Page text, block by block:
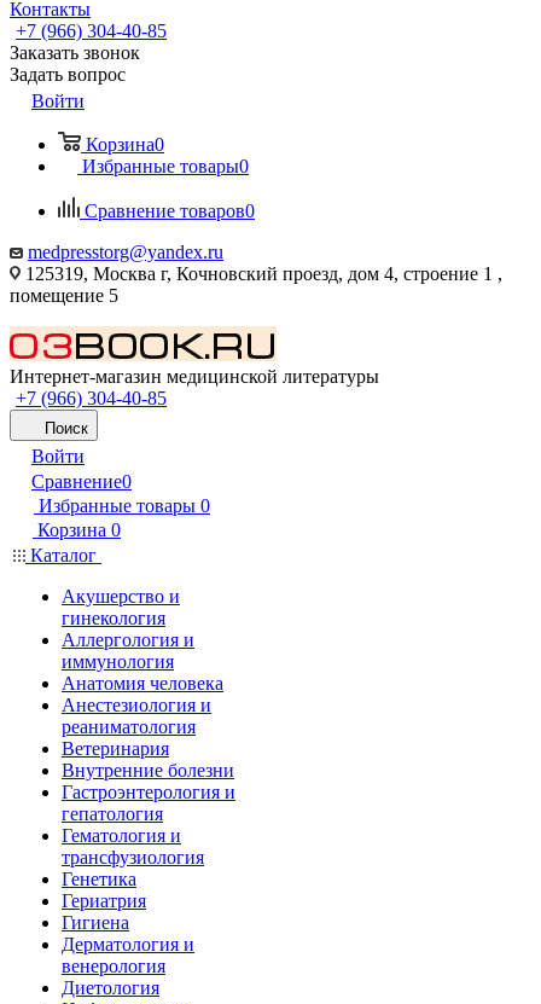
Контакты
+7 (966) 304-40-85
Заказать звонок
Задать вопрос
Войти
Корзина0
Избранные товары0
Сравнение товаров0
medpresstorg@yandex.ru
125319, Москва г, Кочновский проезд, дом 4, строение 1 ,
помещение 5
Интернет-магазин медицинской литературы
+7 (966) 304-40-85
Поиск
Войти
Сравнение0
Избранные товары 0
Корзина 0
Каталог
Акушерство и
гинекология
Аллергология и
иммунология
Анатомия человека
Анестезиология и
реаниматология
Ветеринария
Внутренние болезни
Гастроэнтерология и
гепатология
Гематология и
трансфузиология
Генетика
Гериатрия
Гигиена
Дерматология и
венерология
Диетология